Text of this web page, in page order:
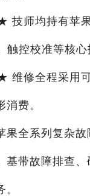
均持有苹果
控校准等核心
全程采用可
费。
果全系列复杂
基带故障排查